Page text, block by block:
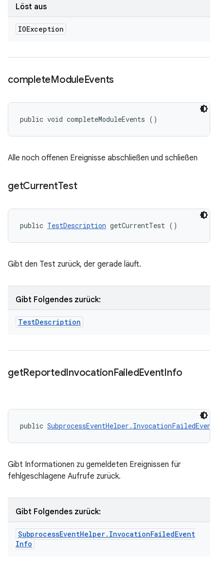
Löst aus
IOException
completeModuleEvents
public void completeModuleEvents ()
Alle noch offenen Ereignisse abschließen und schließen
getCurrentTest
public TestDescription getCurrentTest ()
Gibt den Test zurück, der gerade läuft.
Gibt Folgendes zurück:
TestDescription
getReportedInvocationFailedEventInfo
public
Gibt Informationen zu gemeldeten Ereignissen für
fehlgeschlagene Aufrufe zurück.
Gibt Folgendes zurück:
SubprocessEventHelper. InvocationFailedEvent
Info